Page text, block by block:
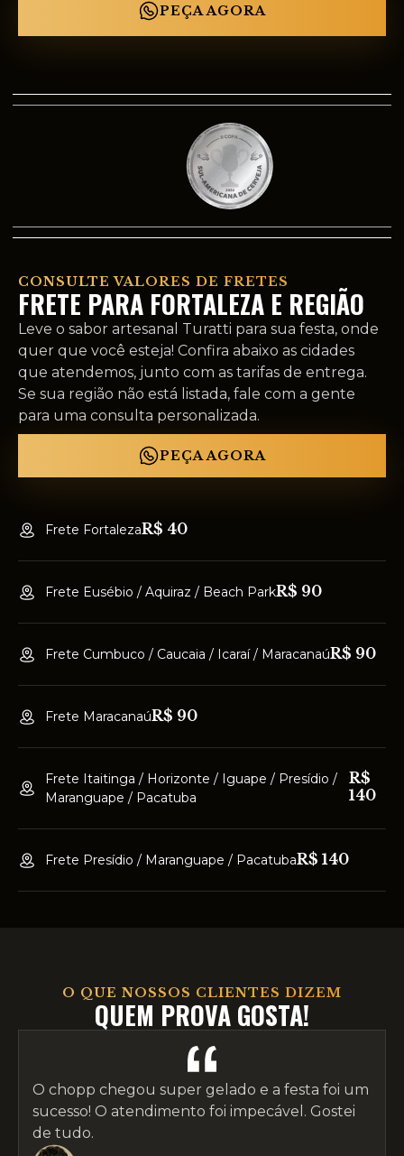
PEÇA AGORA
CONSULTE VALORES DE FRETES
FRETE PARA FORTALEZA E REGIÃO
Leve o sabor artesanal Turatti para sua festa, onde
quer que você esteja! Confira abaixo as cidades
que atendemos, junto com as tarifas de entrega.
Se sua região não está listada, fale com a gente
para uma consulta personalizada.
PEÇA AGORA
Frete FortalezaR$ 40
Frete Eusébio / Aquiraz / Beach ParkR$ 90
Frete Cumbuco / Caucaia / Icaraí / MaracanaúR$ 90
Frete MaracanaúR$ 90
Frete Itaitinga / Horizonte / Iguape / Presídio /
Maranguape / Pacatuba
R$
140
Frete Presídio / Maranguape / PacatubaR$ 140
O QUE NOSSOS CLIENTES DIZEM
QUEM PROVA GOSTA!
A variedade de chopps artesanais impressionou
meus amigos. Já recomendei para todos!
MARIA LUCIA